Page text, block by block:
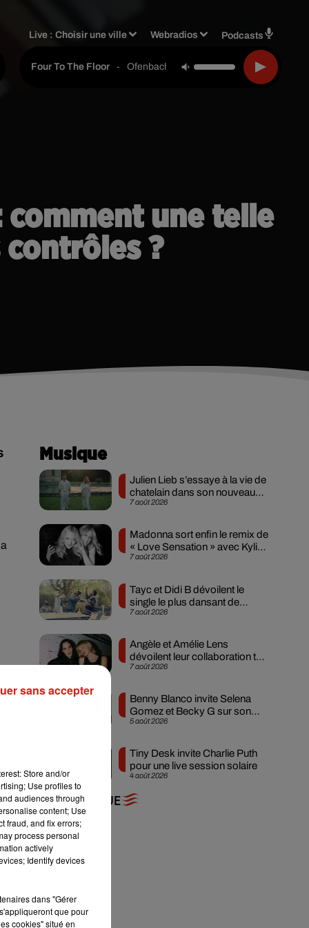
Live :Choisir une ville Webradios Podcasts
Four To The Floor - Ofenbach, Starsailor
comment une telle
?
Musique
7 août 2026
Julien Lieb s’essaye à la vie de
chatelain dans son nouveau
clip
7 août 2026
Madonna sort enfin le remix de
« Love Sensation » avec Kylie
Minogue
7 août 2026
Tayc et Didi B dévoilent le
single le plus dansant de
l’année
7 août 2026
Angèle et Amélie Lens
dévoilent leur collaboration tant
attendue
5 août 2026
Benny Blanco invite Selena
Gomez et Becky G sur son
nouveau single
4 août 2026
Tiny Desk invite Charlie Puth
pour une live session solaire
+ DE MUSIQUE
Store and/or
Use profiles to
audiences through
content; Use
fraud, and fix errors;
process personal
actively
Identify devices
dans "Gérer
que pour
cookies" situé en
sans accepter